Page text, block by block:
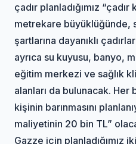
çadır planladığımız
metrekare büyüklüğünde,
şartlarına dayanıklı
ayrıca su kuyusu, banyo,
eğitim merkezi ve sağlık
alanları da bulunacak. Her
kişinin barınmasını
maliyetinin 20 bin TL”
Gazze için planladığımız